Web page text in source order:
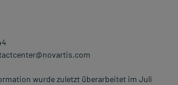
wurde zuletzt überarbeitet im Juli